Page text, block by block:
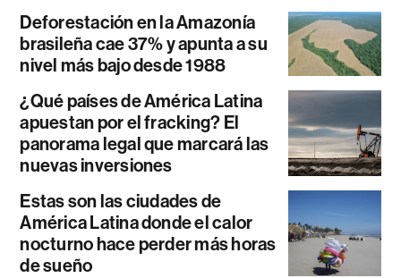
Deforestación en la Amazonía
brasileña cae 37% y apunta a su
nivel más bajo desde 1988
¿Qué países de América Latina
apuestan por el fracking? El
panorama legal que marcará las
nuevas inversiones
Estas son las ciudades de
América Latina donde el calor
nocturno hace perder más horas
de sueño